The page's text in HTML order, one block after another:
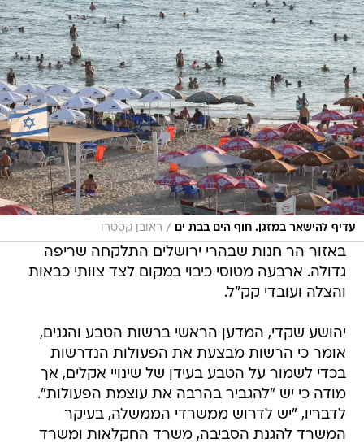
עדיף להישאר במזגן. חוף הים בבת ים / ראובן קסטרו
באזור הר חנות שבהרי ירושלים התלקחה שריפה
גדולה. ארבעה מטוסי כיבוי במקום לצד צוותי כבאות
והצלה ועובדי קק"ל.
יהושע שקדי, המדען הראשי ברשות הטבע והגנים,
אומר כי הרשות מבצעת את הפעולות הנדרשות
בכדי לשמור על הטבע בעידן של שינויי אקלים, אך
מודה כי יש "להגביר בהרבה את עוצמת הפעולות".
לדבריו, "יש לדרוש ממשרדי הממשלה, בעיקר
המשרד להגנת הסביבה, משרד החקלאות ומשרד